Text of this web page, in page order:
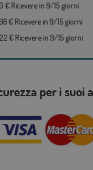
€ Ricevere in 9/15 giorni
€ Ricevere in 9/15 giorni
€ Ricevere in 9/15 giorni
per i suoi